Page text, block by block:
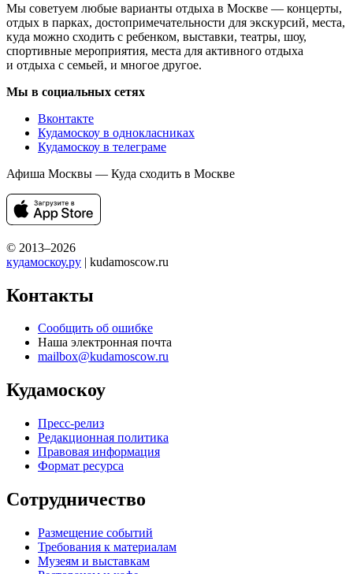
Мы советуем любые варианты отдыха в Москве — концерты,
отдых в парках, достопримечательности для экскурсий, места,
куда можно сходить с ребенком, выставки, театры, шоу,
спортивные мероприятия, места для активного отдыха
и отдыха с семьей, и многое другое.
Мы в социальных сетях
Вконтакте
Кудамоскоу в однокласниках
Кудамоскоу в телеграме
Афиша Москвы — Куда сходить в Москве
© 2013–2026
кудамоскоу.ру | kudamoscow.ru
Контакты
Сообщить об ошибке
Наша электронная почта
mailbox@kudamoscow.ru
Кудамоскоу
Пресс-релиз
Редакционная политика
Правовая информация
Формат ресурса
Сотрудничество
Размещение событий
Требования к материалам
Музеям и выставкам